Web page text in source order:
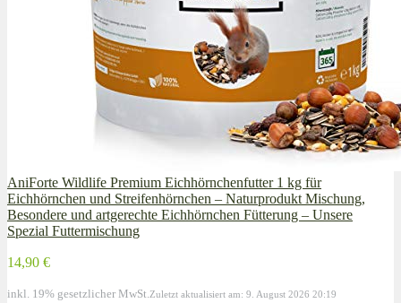
AniForte Wildlife Premium Eichhörnchenfutter 1 kg für
Eichhörnchen und Streifenhörnchen – Naturprodukt Mischung,
Besondere und artgerechte Eichhörnchen Fütterung – Unsere
Spezial Futtermischung
14,90 €
inkl. 19% gesetzlicher MwSt. Zuletzt aktualisiert am: 9. August 2026 20:19